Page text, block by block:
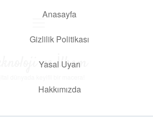
Anasayfa
Gizlilik Politikası
Yasal Uyarı
Hakkımızda
Teknoloji ve İlham